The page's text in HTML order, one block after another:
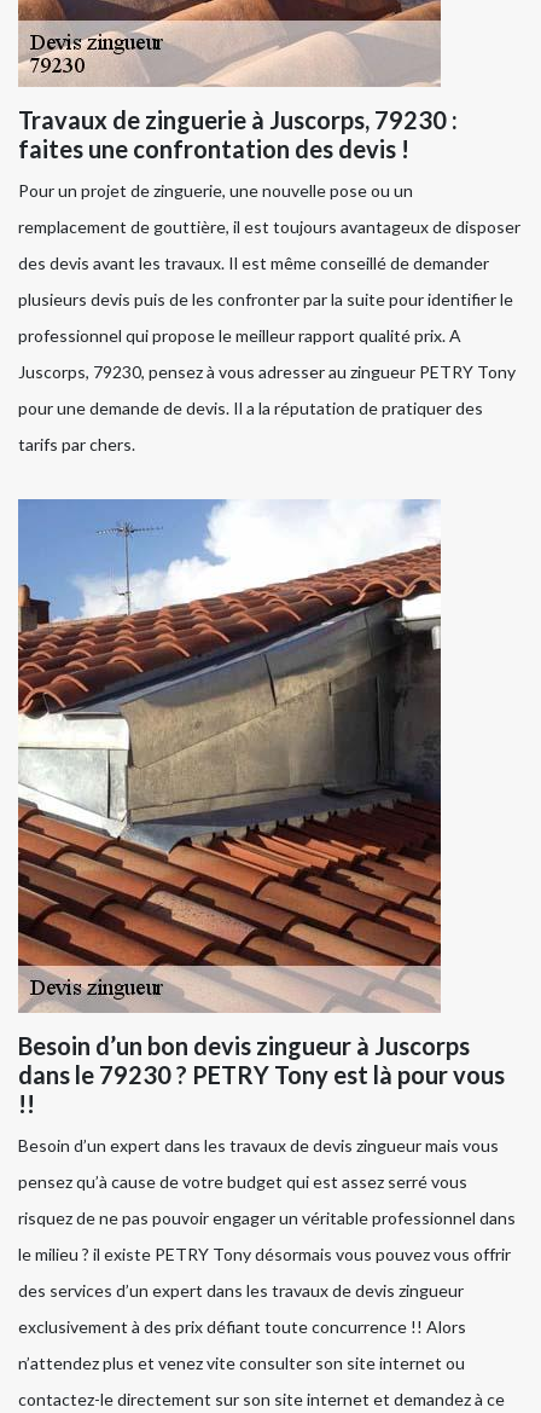
Travaux de zinguerie à Juscorps, 79230 :
faites une confrontation des devis !
Pour un projet de zinguerie, une nouvelle pose ou un
remplacement de gouttière, il est toujours avantageux de disposer
des devis avant les travaux. Il est même conseillé de demander
plusieurs devis puis de les confronter par la suite pour identifier le
professionnel qui propose le meilleur rapport qualité prix. A
Juscorps, 79230, pensez à vous adresser au zingueur PETRY Tony
pour une demande de devis. Il a la réputation de pratiquer des
tarifs par chers.
Besoin d’un bon devis zingueur à Juscorps
dans le 79230 ? PETRY Tony est là pour vous
!!
Besoin d’un expert dans les travaux de devis zingueur mais vous
pensez qu’à cause de votre budget qui est assez serré vous
risquez de ne pas pouvoir engager un véritable professionnel dans
le milieu ? il existe PETRY Tony désormais vous pouvez vous offrir
des services d’un expert dans les travaux de devis zingueur
exclusivement à des prix défiant toute concurrence !! Alors
n’attendez plus et venez vite consulter son site internet ou
contactez-le directement sur son site internet et demandez à ce